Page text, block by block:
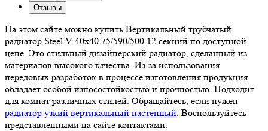
Отзывы
На этом сайте можно купить Вертикальный трубчатый
радиатор Steel V 40х40 75/590/500 12 секций по доступной
цене. Это стильный дизайнерский радиатор, сделанный из
материалов высокого качества. Из-за использования
передовых разработок в процессе изготовления продукция
обладает особой износостойкостью и прочностью. Подходит
для комнат различных стилей. Обращайтесь, если нужен
радиатор узкий вертикальный настенный . Воспользуйтесь
представленными на сайте контактами.